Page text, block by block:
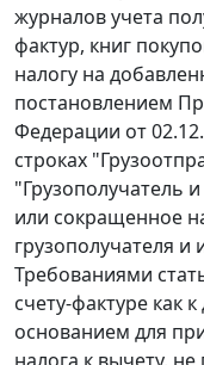
журналов учета
фактур, книг
налогу на
постановлением
Федерации от
строках
"Грузополучатель
или сокращенное
грузополучателя и
Требованиями
счету-фактуре как
основанием для